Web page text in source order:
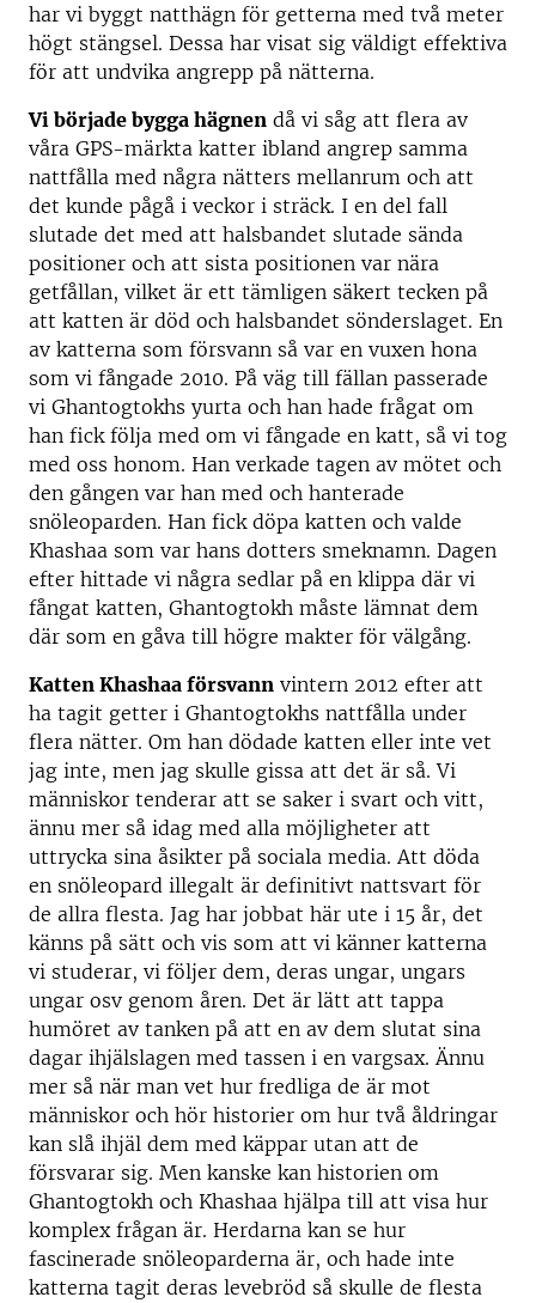
har vi byggt natthägn för getterna med två meter
högt stängsel. Dessa har visat sig väldigt effektiva
för att undvika angrepp på nätterna.
Vi började bygga hägnen då vi såg att flera av
våra GPS-märkta katter ibland angrep samma
nattfålla med några nätters mellanrum och att
det kunde pågå i veckor i sträck. I en del fall
slutade det med att halsbandet slutade sända
positioner och att sista positionen var nära
getfållan, vilket är ett tämligen säkert tecken på
att katten är död och halsbandet sönderslaget. En
av katterna som försvann så var en vuxen hona
som vi fångade 2010. På väg till fällan passerade
vi Ghantogtokhs yurta och han hade frågat om
han fick följa med om vi fångade en katt, så vi tog
med oss honom. Han verkade tagen av mötet och
den gången var han med och hanterade
snöleoparden. Han fick döpa katten och valde
Khashaa som var hans dotters smeknamn. Dagen
efter hittade vi några sedlar på en klippa där vi
fångat katten, Ghantogtokh måste lämnat dem
där som en gåva till högre makter för välgång.
Katten Khashaa försvann vintern 2012 efter att
ha tagit getter i Ghantogtokhs nattfålla under
flera nätter. Om han dödade katten eller inte vet
jag inte, men jag skulle gissa att det är så. Vi
människor tenderar att se saker i svart och vitt,
ännu mer så idag med alla möjligheter att
uttrycka sina åsikter på sociala media. Att döda
en snöleopard illegalt är definitivt nattsvart för
de allra flesta. Jag har jobbat här ute i 15 år, det
känns på sätt och vis som att vi känner katterna
vi studerar, vi följer dem, deras ungar, ungars
ungar osv genom åren. Det är lätt att tappa
humöret av tanken på att en av dem slutat sina
dagar ihjälslagen med tassen i en vargsax. Ännu
mer så när man vet hur fredliga de är mot
människor och hör historier om hur två åldringar
kan slå ihjäl dem med käppar utan att de
försvarar sig. Men kanske kan historien om
Ghantogtokh och Khashaa hjälpa till att visa hur
komplex frågan är. Herdarna kan se hur
fascinerade snöleoparderna är, och hade inte
katterna tagit deras levebröd så skulle de flesta